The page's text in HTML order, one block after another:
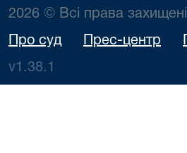
2026 © Всі права захищені
Про суд Прес-центр
v1.38.1